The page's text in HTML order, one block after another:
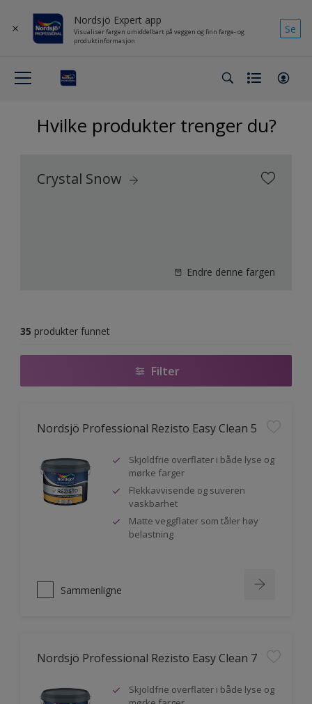
Nordsjö Expert app
Visualiser fargen umiddelbart på veggen og finn farge- og
produktinformasjon
Se
Hvilke produkter trenger du?
Crystal Snow
Endre denne fargen
35 produkter funnet
Filter
Nordsjö Professional Rezisto Easy Clean 5
Skjoldfrie overflater i både lyse og
mørke farger
Flekkavvisende og suveren
vaskbarhet
Matte veggflater som tåler høy
belastning
Sammenligne
Nordsjö Professional Rezisto Easy Clean 7
Skjoldfrie overflater i både lyse og